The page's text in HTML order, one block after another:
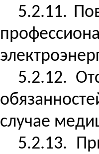
5.2.11.
5.2.12.
случае
5.2.13.